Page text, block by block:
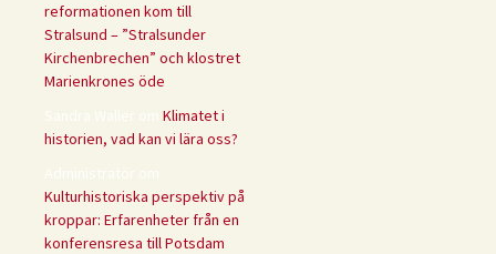
reformationen kom till
Stralsund – ”Stralsunder
Kirchenbrechen” och klostret
Marienkrones öde
Sandra Waller om Klimatet i
historien, vad kan vi lära oss?
Administratör om
Kulturhistoriska perspektiv på
kroppar: Erfarenheter från en
konferensresa till Potsdam